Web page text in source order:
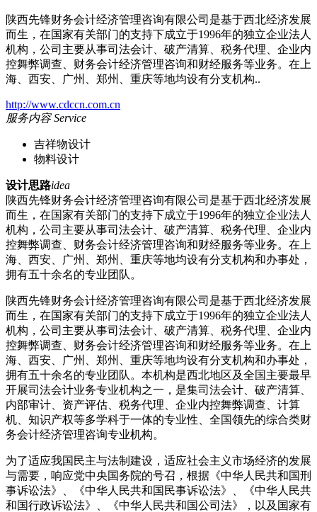
陕西先锋财务会计经济管理咨询有限公司是基于西北经济发展
而生，在国家有关部门的支持下成立于1996年的独立企业法人
机构，公司主要从事司法会计、破产清算、税务代理、企业内
控舞弊调查、财务会计经济管理咨询和财经服务等业务。在上
海、西安、广州、郑州、重庆等地均设有分支机构..
http://www.cdccn.com.cn
服务内容Service
吉祥物设计
物料设计
设计思路idea
陕西先锋财务会计经济管理咨询有限公司是基于西北经济发展
而生，在国家有关部门的支持下成立于1996年的独立企业法人
机构，公司主要从事司法会计、破产清算、税务代理、企业内
控舞弊调查、财务会计经济管理咨询和财经服务等业务。在上
海、西安、广州、郑州、重庆等地均设有分支机构和办事处，
拥有五十余名的专业团队。
陕西先锋财务会计经济管理咨询有限公司是基于西北经济发展
而生，在国家有关部门的支持下成立于1996年的独立企业法人
机构，公司主要从事司法会计、破产清算、税务代理、企业内
控舞弊调查、财务会计经济管理咨询和财经服务等业务。在上
海、西安、广州、郑州、重庆等地均设有分支机构和办事处，
拥有五十余名的专业团队。本机构是西北地区及全国主要最早
开展司法会计业务专业机构之一，是集司法会计、破产清算、
内部审计、资产评估、税务代理、企业内控舞弊调查、计算
机、知识产权等多学科于一体的专业性、全国领先的综合类财
务会计经济管理咨询专业机构。
为了适应我国民主与法制建设，适应社会主义市场经济的发展
与需要，响应党中央国务院的号召，根据《中华人民共和国刑
事诉讼法》、《中华人民共和国民事诉讼法》、《中华人民共
和国行政诉讼法》、《中华人民共和国公司法》，以及国家有